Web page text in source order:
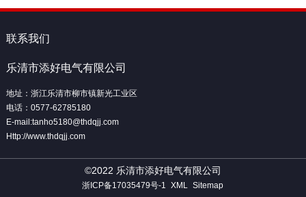
联系我们
乐清市添好电气有限公司
地址：浙江乐清市柳市镇新光工业区
电话：0577-62785180
E-mail:tanho5180@thdqjj.com
Http://www.thdqjj.com
©2022 乐清市添好电气有限公司
浙ICP备17035479号-1 XML Sitemap